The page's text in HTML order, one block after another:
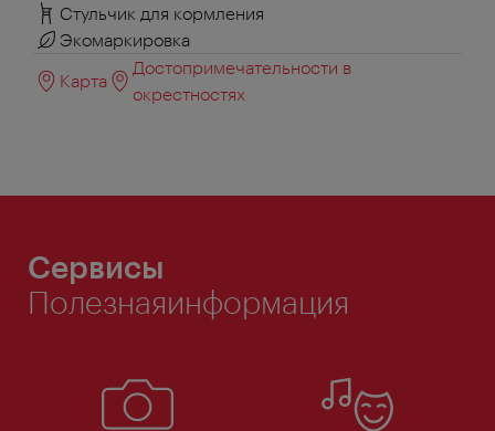
Стульчик для кормления
Экомаркировка
Карта
Достопримечательности в
окрестностях
Сервисы
Полезнаяинформация